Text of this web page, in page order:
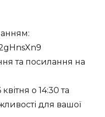
та посилання на
о 14:30 та
для вашої